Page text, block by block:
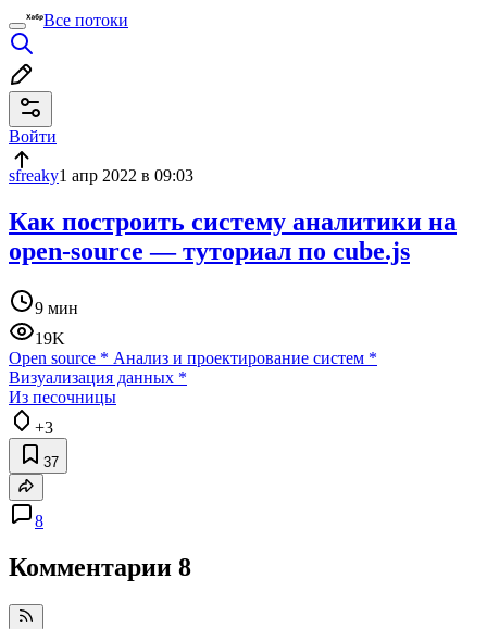
Все потоки
Войти
sfreaky1 апр 2022 в 09:03
Как построить систему аналитики на
open-source — туториал по cube.js
9 мин
19K
Open source * Анализ и проектирование систем *
Визуализация данных *
Из песочницы
+3
37
8
Комментарии 8